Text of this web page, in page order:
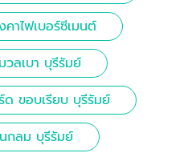
คาไฟเบอร์ซีเมนต์
ลเบา บุรีรัมย์
ด ขอบเรียบ บุรีรัมย์
กลม บุรีรัมย์